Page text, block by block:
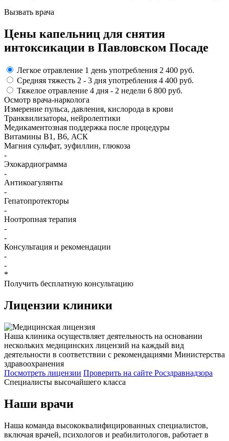
Вызвать врача
Цены капельниц для снятия
интоксикации в Павловском Посаде
Легкое отравление 1 день употребления 2 400 руб.
Средняя тяжесть 2 - 3 дня употребления 4 400 руб.
Тяжелое отравление 4 дня - 2 недели 6 800 руб.
Осмотр врача-нарколога
Измерение пульса, давления, кислорода в крови
Транквилизаторы, нейролептики
Медикаментозная поддержка после процедуры
Витамины B1, B6, АСК
Магния сульфат, эуфиллин, глюкоза
-
Эхокардиограмма
-
Антикоагулянты
-
Гепатопротекторы
-
Ноотропная терапия
-
-
Консультация и рекомендации
-
-
*
Получить бесплатную консультацию
Лицензии клиники
Наша клиника осуществляет деятельность на основании
нескольких медицинских лицензий на каждый вид
деятельности в соответствии с рекомендациями Министерства
здравоохранения
Посмотреть лицензии Проверить на сайте Росздравнадзора
Специалисты высочайшего класса
Наши врачи
Наша команда высококвалифицированных специалистов,
включая врачей, психологов и реабилитологов, работает в